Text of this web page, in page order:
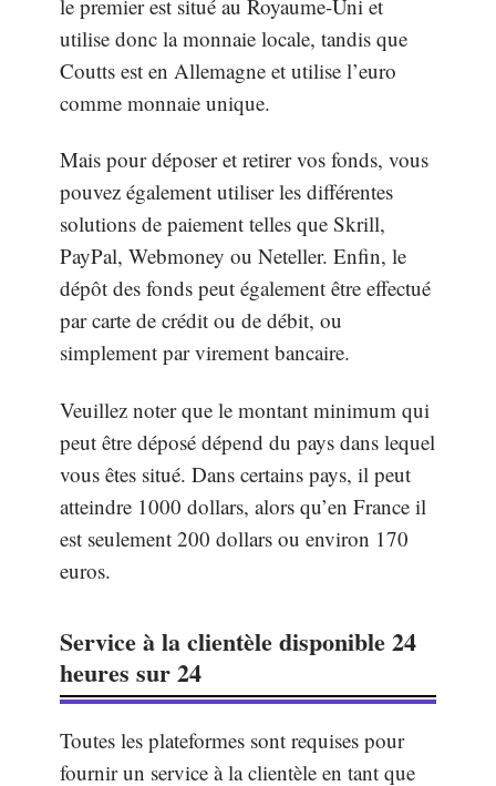
le premier est situé au Royaume-Uni et
utilise donc la monnaie locale, tandis que
Coutts est en Allemagne et utilise l’euro
comme monnaie unique.
Mais pour déposer et retirer vos fonds, vous
pouvez également utiliser les différentes
solutions de paiement telles que Skrill,
PayPal, Webmoney ou Neteller. Enfin, le
dépôt des fonds peut également être effectué
par carte de crédit ou de débit, ou
simplement par virement bancaire.
Veuillez noter que le montant minimum qui
peut être déposé dépend du pays dans lequel
vous êtes situé. Dans certains pays, il peut
atteindre 1000 dollars, alors qu’en France il
est seulement 200 dollars ou environ 170
euros.
Service à la clientèle disponible 24
heures sur 24
Toutes les plateformes sont requises pour
fournir un service à la clientèle en tant que